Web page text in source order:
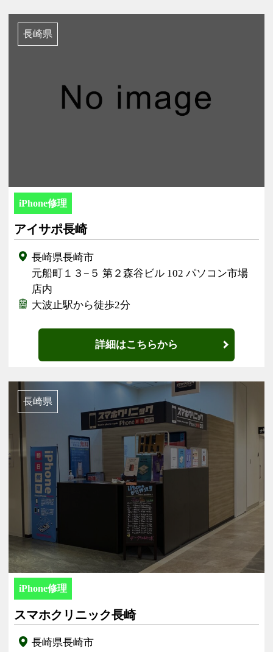
長崎県
iPhone修理
アイサポ長崎
長崎県長崎市
元船町１３−５ 第２森谷ビル 102 パソコン市場
店内
大波止駅から徒歩2分
詳細はこちらから
長崎県
iPhone修理
スマホクリニック長崎
長崎県長崎市